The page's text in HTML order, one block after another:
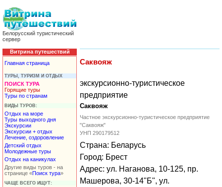
Белорусский туристический
сервер
Витрина путешествий
Главная страница
ТУРЫ, ТУРИЗМ И ОТДЫХ
ПОИСК ТУРА
Горящие туры
Туры по странам
ВИДЫ ТУРОВ:
Отдых на море
Туры выходного дня
Экскурсии
Экскурсии + отдых
Лечение, оздоровление
Детский отдых
Молодежные туры
Отдых на каникулах
Другие виды туров - на
странице «Поиск тура»
ЧАЩЕ ВСЕГО ИЩУТ:
Саквояж
экскурсионно-туристическое
предприятие
Саквояж
Частное экскурсионно-туристическое предприятие
"Саквояж"
УНП 290179512
Страна: Беларусь
Город: Брест
Адрес: ул. Наганова, 10-125, пр.
Машерова, 30-14"Б", ул.